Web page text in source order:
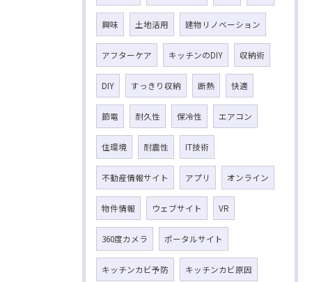
興味 土地活用 建物リノベーション
アフターケア キッチンのDIY 収納術
DIY すっきり収納 断熱 快適
節電 耐久性 保冷性 エアコン
住環境 耐震性 IT技術
不動産情報サイト アプリ オンライン
物件情報 ウェブサイト VR
360度カメラ ポータルサイト
キッチンカビ予防 キッチンカビ原因